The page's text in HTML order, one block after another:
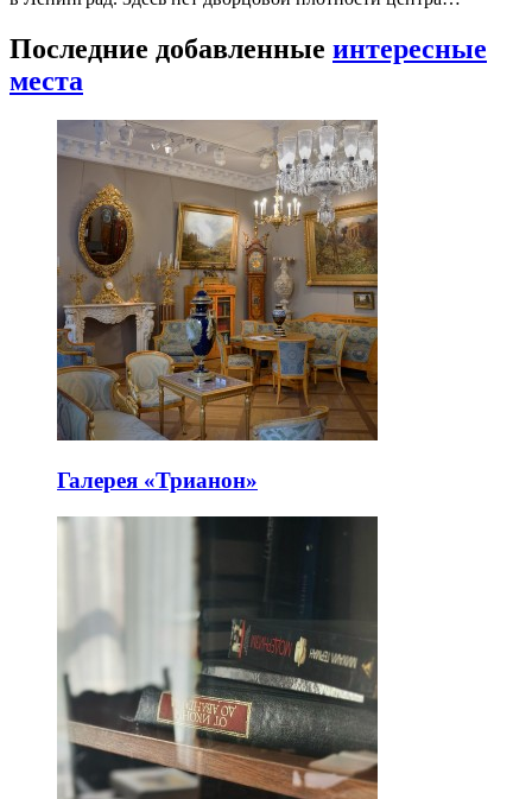
Последние добавленные интересные
места
Галерея «Трианон»